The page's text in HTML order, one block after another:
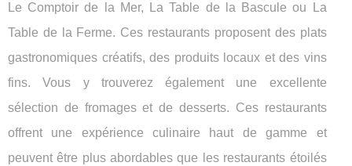
Le Comptoir de la Mer, La Table de la Bascule ou La
Table de la Ferme. Ces restaurants proposent des plats
gastronomiques créatifs, des produits locaux et des vins
fins. Vous y trouverez également une excellente
sélection de fromages et de desserts. Ces restaurants
offrent une expérience culinaire haut de gamme et
peuvent être plus abordables que les restaurants étoilés